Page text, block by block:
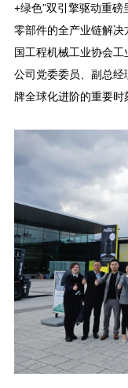
+绿色”双引擎驱动重
零部件的全产业链解
国工程机械工业协会
公司党委委员、副总
牌全球化进阶的重要时